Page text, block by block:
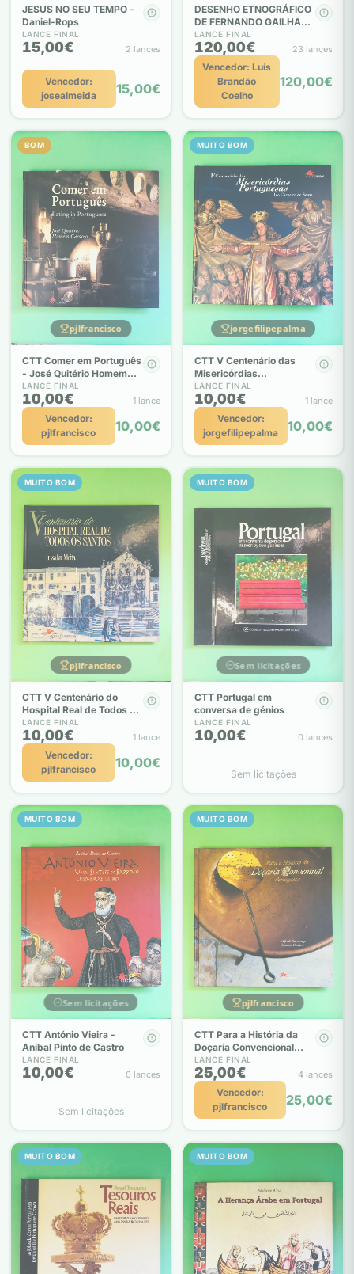
JESUS NO SEU TEMPO -
Daniel-Rops
LANCE FINAL
15,00€ 2 lances
Vencedor:
josealmeida
15,00€
DESENHO ETNOGRÁFICO
DE FERNANDO GAILHANO
- Fernando Gailhano
LANCE FINAL
120,00€ 23 lances
Vencedor: Luís
Brandão
Coelho
120,00€
BOM
pjlfrancisco
CTT Comer em Português
- José Quitério Homem
Cardoso
LANCE FINAL
10,00€ 1 lance
Vencedor:
pjlfrancisco
10,00€
MUITO BOM
jorgefilipepalma
CTT V Centenário das
Misericórdias
Portuguesas - Ivo
Carneiro de Sousa
LANCE FINAL
10,00€ 1 lance
Vencedor:
jorgefilipepalma
10,00€
MUITO BOM
pjlfrancisco
CTT V Centenário do
Hospital Real de Todos os
Santos - Irisalva Moita
LANCE FINAL
10,00€ 1 lance
Vencedor:
pjlfrancisco
10,00€
MUITO BOM
Sem licitações
CTT Portugal em
conversa de génios
LANCE FINAL
10,00€ 0 lances
Sem licitações
MUITO BOM
Sem licitações
CTT António Vieira -
Aníbal Pinto de Castro
LANCE FINAL
10,00€ 0 lances
Sem licitações
MUITO BOM
pjlfrancisco
CTT Para a História da
Doçaria Convencional
Portuguesa - Alfredo
Saramago, Homen
Carroso
LANCE FINAL
25,00€ 4 lances
Vencedor:
pjlfrancisco
25,00€
MUITO BOM MUITO BOM